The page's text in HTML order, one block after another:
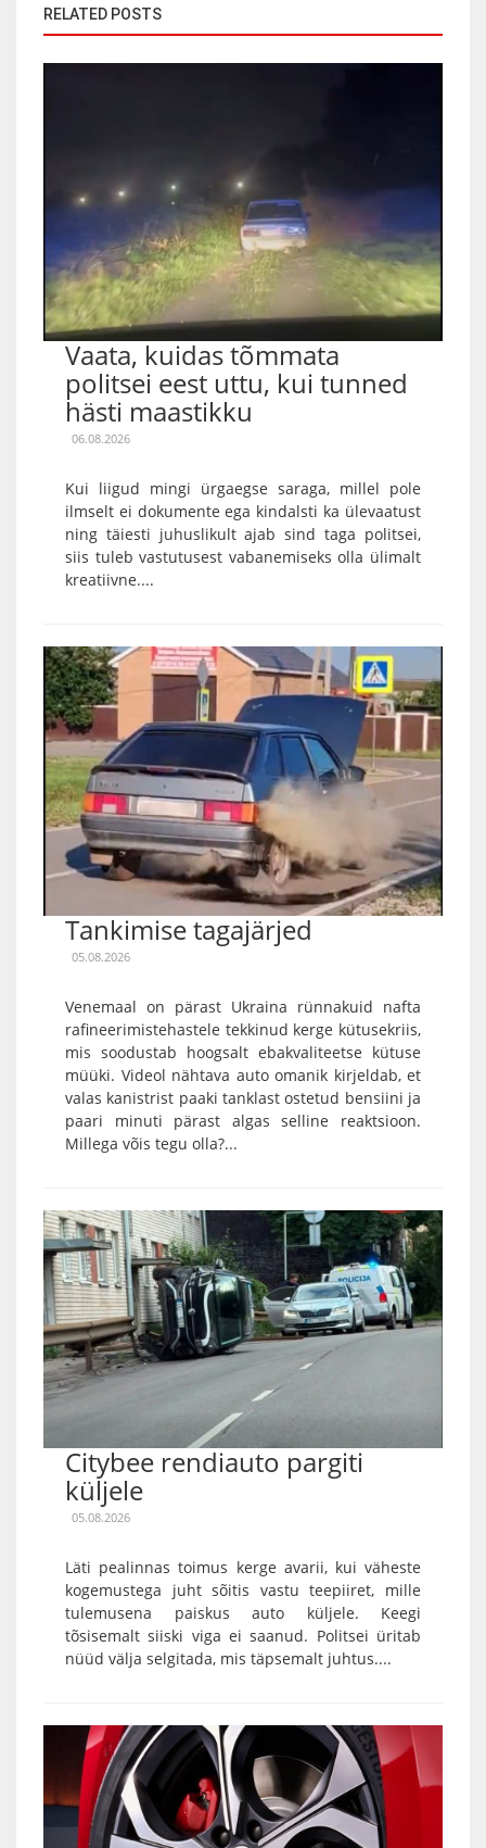
RELATED POSTS
Vaata, kuidas tõmmata
politsei eest uttu, kui tunned
hästi maastikku
06.08.2026
Kui liigud mingi ürgaegse saraga, millel pole
ilmselt ei dokumente ega kindalsti ka ülevaatust
ning täiesti juhuslikult ajab sind taga politsei,
siis tuleb vastutusest vabanemiseks olla ülimalt
kreatiivne....
Tankimise tagajärjed
05.08.2026
Venemaal on pärast Ukraina rünnakuid nafta
rafineerimistehastele tekkinud kerge kütusekriis,
mis soodustab hoogsalt ebakvaliteetse kütuse
müüki. Videol nähtava auto omanik kirjeldab, et
valas kanistrist paaki tanklast ostetud bensiini ja
paari minuti pärast algas selline reaktsioon.
Millega võis tegu olla?...
Citybee rendiauto pargiti
küljele
05.08.2026
Läti pealinnas toimus kerge avarii, kui väheste
kogemustega juht sõitis vastu teepiiret, mille
tulemusena paiskus auto küljele. Keegi
tõsisemalt siiski viga ei saanud. Politsei üritab
nüüd välja selgitada, mis täpsemalt juhtus....